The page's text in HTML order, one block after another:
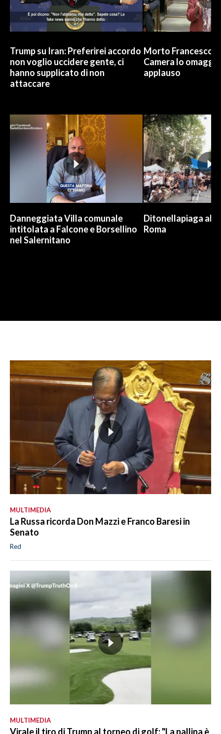
Trump su Iran: Preferirei accordo
non voglio uccidere gente, ci
hanno supplicato di non
attaccare
Morto Francesco
Camera lo
applauso
Danneggiata Villa comunale
intitolata a Falcone e Borsellino
nel Salernitano
Ditonellapiaga allo
Roma
MULTIMEDIA
La Russa ricorda Don Mazzi e Franco Baresi in
Senato
Red
MULTIMEDIA
Virale il tiro di Trump al torneo di golf: "La pallina è